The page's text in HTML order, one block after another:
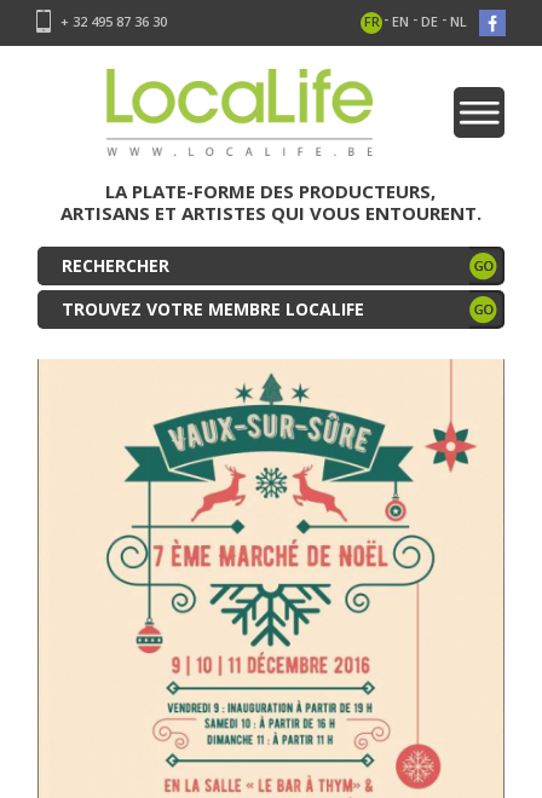
+ 32 495 87 36 30 FR - EN - DE - NL
LA PLATE-FORME DES PRODUCTEURS,
ARTISANS ET ARTISTES QUI VOUS ENTOURENT.
TROUVEZ VOTRE MEMBRE LOCALIFE